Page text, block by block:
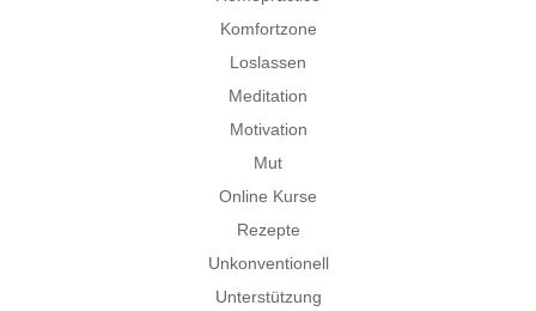
Komfortzone
Loslassen
Meditation
Motivation
Mut
Online Kurse
Rezepte
Unkonventionell
Unterstützung